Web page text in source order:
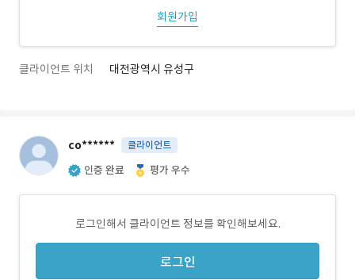
회원가입
클라이언트 위치 대전광역시 유성구
co****** 클라이언트
인증 완료 평가 우수
로그인해서 클라이언트 정보를 확인해보세요.
로그인